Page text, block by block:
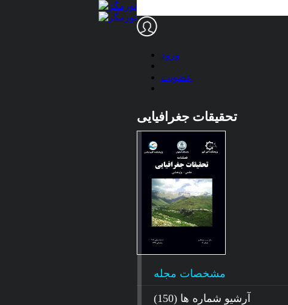
ورود
عضویت
تحقیقات جغرافیایی
مشخصات مجله
آرشیو شماره ها (150)